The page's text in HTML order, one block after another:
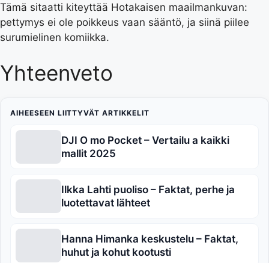
Tämä sitaatti kiteyttää Hotakaisen maailmankuvan:
pettymys ei ole poikkeus vaan sääntö, ja siinä piilee
surumielinen komiikka.
Yhteenveto
AIHEESEEN LIITTYVÄT ARTIKKELIT
DJI O mo Pocket – Vertailu a kaikki
mallit 2025
Ilkka Lahti puoliso – Faktat, perhe ja
luotettavat lähteet
Hanna Himanka keskustelu – Faktat,
huhut ja kohut kootusti